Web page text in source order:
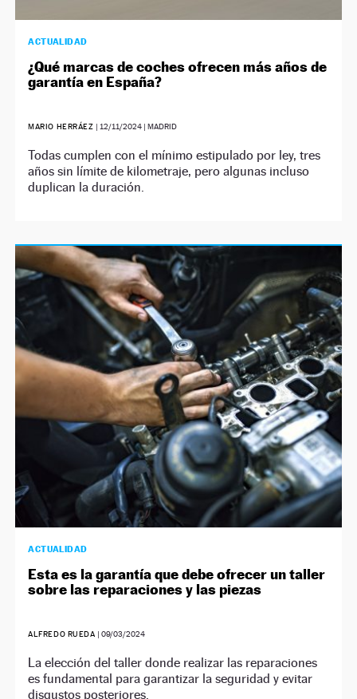
ACTUALIDAD
¿Qué marcas de coches ofrecen más años de
garantía en España?
MARIO HERRÁEZ | 12/11/2024| MADRID
Todas cumplen con el mínimo estipulado por ley, tres
años sin límite de kilometraje, pero algunas incluso
duplican la duración.
ACTUALIDAD
Esta es la garantía que debe ofrecer un taller
sobre las reparaciones y las piezas
ALFREDO RUEDA | 09/03/2024
La elección del taller donde realizar las reparaciones
es fundamental para garantizar la seguridad y evitar
disgustos posteriores.